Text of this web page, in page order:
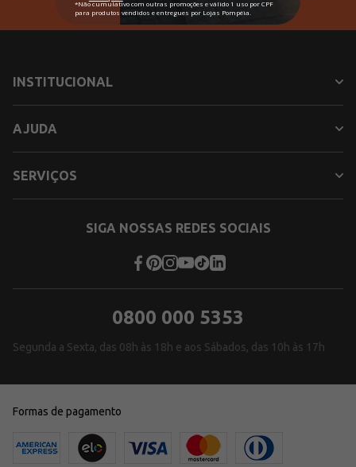
INSTITUCIONAL
AJUDA
SERVIÇOS
SIGA NOSSAS REDES SOCIAIS
0800 000 5353
Segunda a Sexta, das 08h às 18h e aos Sábados, das 10h às 17h
Formas de pagamento